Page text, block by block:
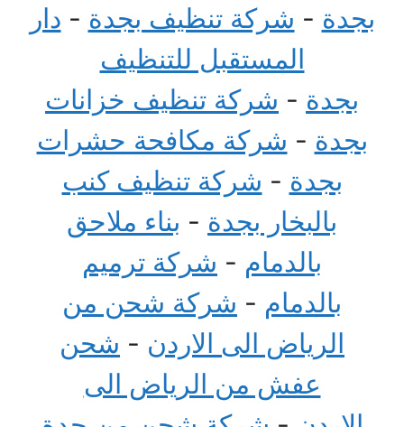
بجدة - شركة تنظيف بجدة - دار
المستقبل للتنظيف
بجدة - شركة تنظيف خزانات
بجدة - شركة مكافحة حشرات
بجدة - شركة تنظيف كنب
بالبخار بجدة - بناء ملاحق
بالدمام - شركة ترميم
بالدمام - شركة شحن من
الرياض الى الاردن - شحن
عفش من الرياض الى